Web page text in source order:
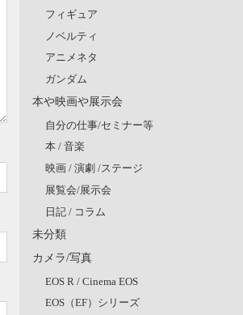
フィギュア
ノベルティ
アニメネタ
ガンダム
本や映画や展示会
自分の仕事/セミナー等
本 / 音楽
映画 / 演劇 /ステージ
展覧会/展示会
日記 / コラム
未分類
カメラ/写真
EOS R / Cinema EOS
EOS（EF）シリーズ